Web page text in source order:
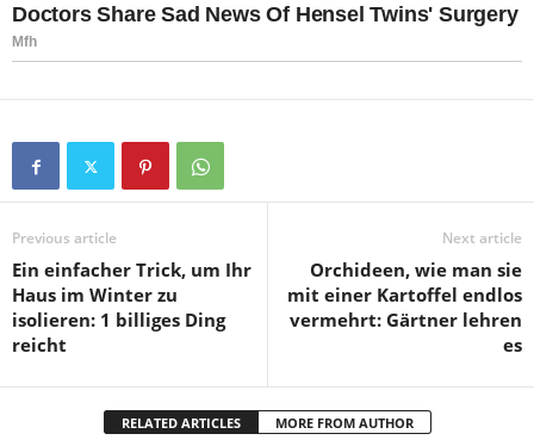
Previous article
Ein einfacher Trick, um Ihr
Haus im Winter zu
isolieren: 1 billiges Ding
reicht
Next article
Orchideen, wie man sie
mit einer Kartoffel endlos
vermehrt: Gärtner lehren
es
RELATED ARTICLES MORE FROM AUTHOR